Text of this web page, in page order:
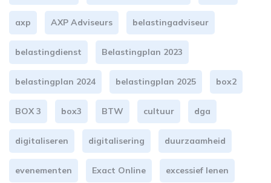
axp AXP Adviseurs belastingadviseur
belastingdienst Belastingplan 2023
belastingplan 2024 belastingplan 2025 box2
BOX 3 box3 BTW cultuur dga
digitaliseren digitalisering duurzaamheid
evenementen Exact Online excessief lenen